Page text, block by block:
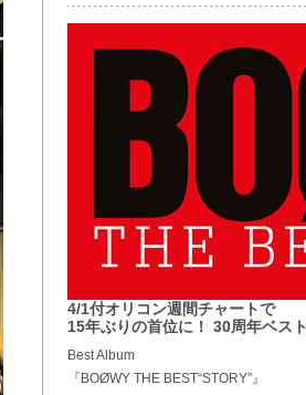
4/1付オリコン週間チャートで
15年ぶりの首位に！ 30周年ベスト
Best Album
『BOØWY THE BEST“STORY”』